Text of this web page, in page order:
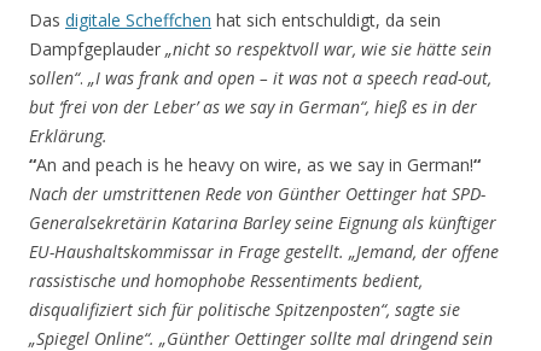
Das digitale Scheffchen hat sich entschuldigt, da sein
Dampfgeplauder „nicht so respektvoll war, wie sie hätte sein
sollen“. „I was frank and open – it was not a speech read-out,
but ‘frei von der Leber’ as we say in German“, hieß es in der
Erklärung.
“An and peach is he heavy on wire, as we say in German!“
Nach der umstrittenen Rede von Günther Oettinger hat SPD-
Generalsekretärin Katarina Barley seine Eignung als künftiger
EU-Haushaltskommissar in Frage gestellt. „Jemand, der offene
rassistische und homophobe Ressentiments bedient,
disqualifiziert sich für politische Spitzenposten“, sagte sie
„Spiegel Online“. „Günther Oettinger sollte mal dringend sein